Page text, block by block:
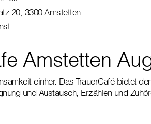
20, 3300 Amstetten
Amstetten
einher. Das TrauerCafé bietet
und Austausch, Erzählen und